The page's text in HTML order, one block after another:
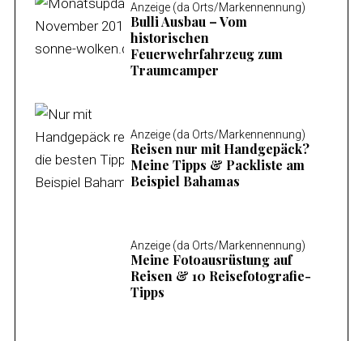
Anzeige (da Orts/Markennennung)
Bulli Ausbau – Vom
historischen
Feuerwehrfahrzeug zum
Traumcamper
Anzeige (da Orts/Markennennung)
Reisen nur mit Handgepäck?
Meine Tipps & Packliste am
Beispiel Bahamas
Anzeige (da Orts/Markennennung)
Meine Fotoausrüstung auf
Reisen & 10 Reisefotografie-
Tipps